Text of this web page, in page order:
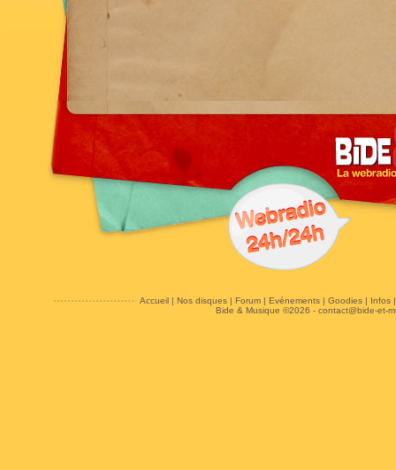
Accueil| Nos disques| Forum| Evénements| Goodies| Infos
Bide & Musique ©2026 - contact@bide-et-